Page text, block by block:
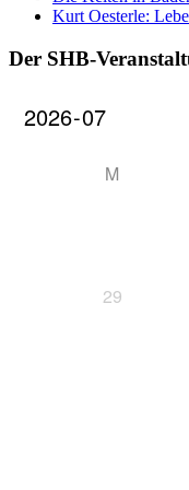
Kurt Oesterle:
Der SHB-
M
29